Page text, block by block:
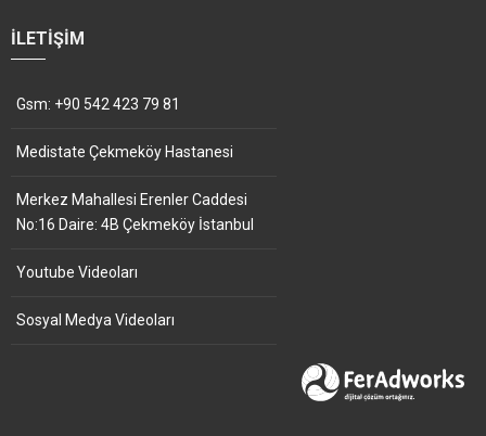
İLETIŞIM
Gsm: +90 542 423 79 81
Medistate Çekmeköy Hastanesi
Merkez Mahallesi Erenler Caddesi
No:16 Daire: 4B Çekmeköy İstanbul
Youtube Videoları
Sosyal Medya Videoları